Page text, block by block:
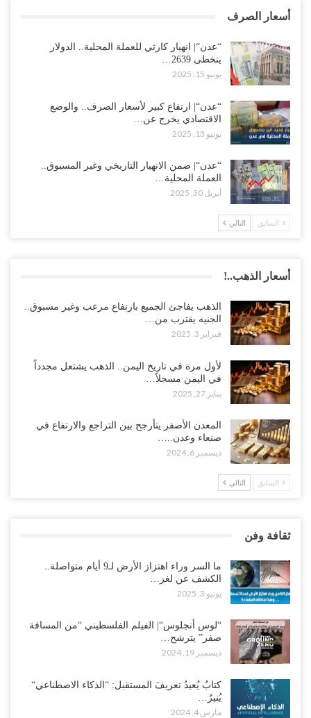
أسعار الصرف
“عدن“| انهيار كارثي للعملة المحلية.. الدولار
يتخطى 2639…
يونيو 15, 2025
“عدن“| ارتفاع كبير لأسعار الصرف.. والوضع
الاقتصادي يخرج عن…
يونيو 13, 2025
“عدن“| ضمن الانهيار التاريخي وغير المسبوق..
العملة المحلية…
أبريل 30, 2025
السابق التالي
أسعار الذهب..!
الذهب يفاجئ الجميع بارتفاع مرعب وغير مسبوق..
الجنيه يقترب من…
فبراير 3, 2025
لأول مرة في تاريخ اليمن.. الذهب يشتعل مجدداً
في اليمن مسجلاً…
يناير 27, 2025
المعدن الأصفر يتأرجح بين التراجع والارتفاع في
صنعاء وعدن..…
ديسمبر 6, 2024
السابق التالي
ثقافة وفن
ما السر وراء اهتزاز الأرض لـ9 أيام متواصلة..
الكشف عن لغز…
يونيو 3, 2025
“لوس أنجلوس“| الفيلم الفلسطيني “من المسافة
صفر” يترشح…
ديسمبر 19, 2024
كتابٌ يُعيدُ تعريفَ المستقبل: “الذكاء الاصطناعي“
يُنيرُ…
مارس 4, 2024